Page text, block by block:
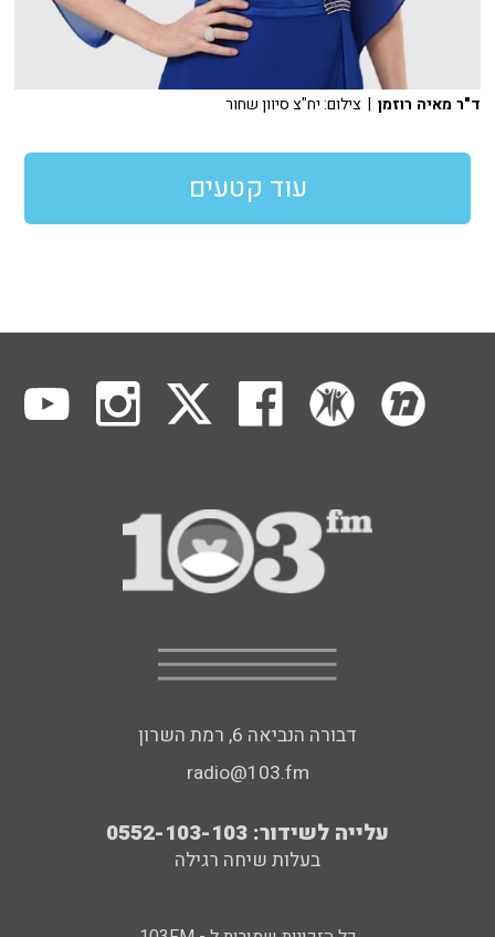
ד"ר מאיה רוזמן | צילום: יח"צ סיוון שחור
עוד קטעים
דבורה הנביאה 6, רמת השרון
radio@103.fm
עלייה לשידור: 0552-103-103
בעלות שיחה רגילה